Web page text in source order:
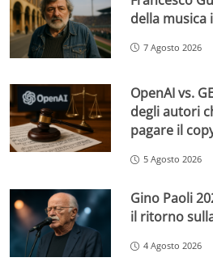
della musica
7 Agosto 2026
OpenAI vs.
degli autori
pagare il
5 Agosto 2026
Gino Paoli
il ritorno
4 Agosto 2026